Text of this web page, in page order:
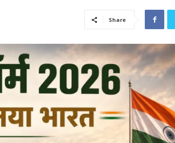
Share